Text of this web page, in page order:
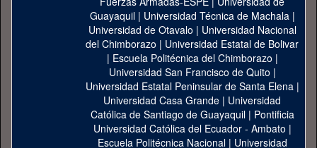
Guayaquil| Universidad Técnica de Machala|
Universidad de Otavalo | Universidad Nacional
del Chimborazo | Universidad Estatal de Bolivar
| Escuela Politécnica del Chimborazo |
Universidad San Francisco de Quito |
Universidad Estatal Peninsular de Santa Elena|
Universidad Casa Grande | Universidad
Católica de Santiago de Guayaquil| Pontificia
Universidad Católica del Ecuador - Ambato |
Escuela Politécnica Nacional| Universidad